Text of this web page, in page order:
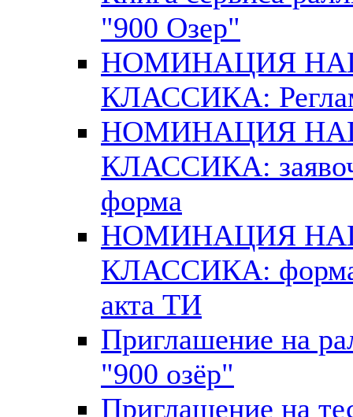
"900 Озер"
НОМИНАЦИЯ
КЛАССИКА:
НОМИНАЦИЯ
КЛАССИКА:
форма
НОМИНАЦИЯ
КЛАССИКА:
акта ТИ
Приглашение на
"900 озёр"
Приглашение на